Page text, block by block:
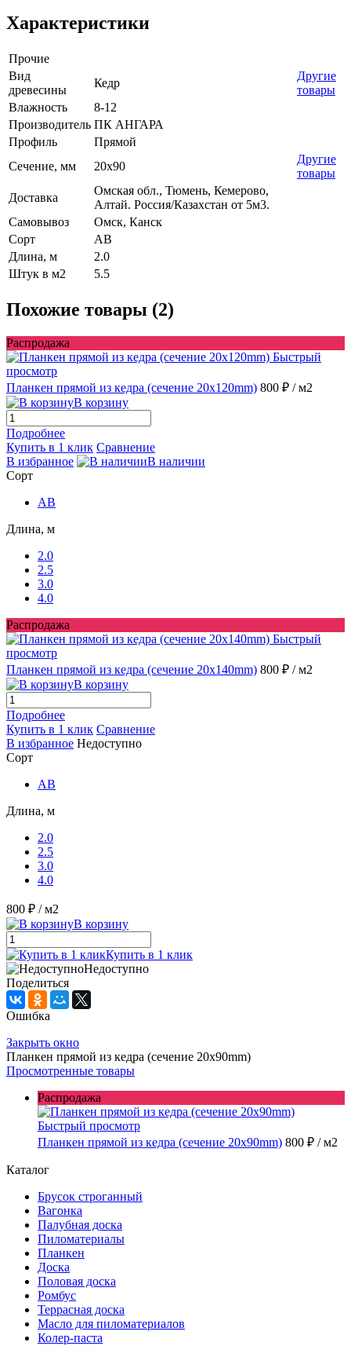
Характеристики
Прочие
Вид
древесины
Кедр
Другие
товары
Влажность
8-12
Производитель ПК АНГАРА
Профиль
Прямой
Сечение, мм
20x90
Другие
товары
Доставка
Омская обл., Тюмень, Кемерово,
Алтай. Россия/Казахстан от 5м3.
Самовывоз
Омск, Канск
Сорт
AB
Длина, м
2.0
Штук в м2
5.5
Похожие товары (2)
Распродажа
Быстрый
просмотр
Планкен прямой из кедра (сечение 20х120mm) 800 ₽ / м2
В корзину
Подробнее
Купить в 1 клик Сравнение
В избранное
В наличии
Сорт
AB
Длина, м
2.0
2.5
3.0
4.0
Распродажа
Быстрый
просмотр
Планкен прямой из кедра (сечение 20х140mm) 800 ₽ / м2
В корзину
Подробнее
Купить в 1 клик Сравнение
В избранное Недоступно
Сорт
AB
Длина, м
2.0
2.5
3.0
4.0
800 ₽ / м2
В корзину
Купить в 1 клик
Недоступно
Поделиться
Ошибка
Закрыть окно
Планкен прямой из кедра (сечение 20х90mm)
Просмотренные товары
Распродажа
Быстрый просмотр
Планкен прямой из кедра (сечение 20х90mm) 800 ₽ / м2
Каталог
Брусок строганный
Вагонка
Палубная доска
Пиломатериалы
Планкен
Доска
Половая доска
Ромбус
Террасная доска
Масло для пиломатериалов
Колер-паста